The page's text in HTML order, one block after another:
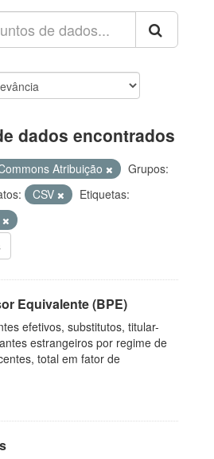
dados encontrados
Atribuição
Grupos:
CSV
Etiquetas:
Equivalente (BPE)
efetivos, substitutos, titular-
estrangeiros por regime de
total em fator de